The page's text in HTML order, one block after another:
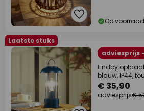
Op voorraad
Laatste stuks
adviesprijs
Lindby
blauw, IP44,
€ 35,90
adviesprijs€